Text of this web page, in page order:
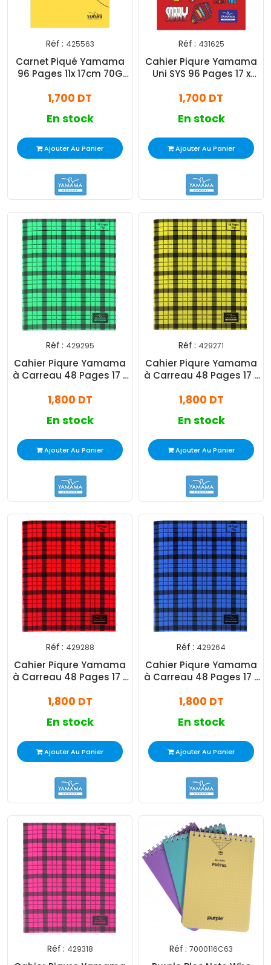
Réf : 425563
Carnet Piqué Yamama
96 Pages 11x 17cm 70G
1,700 DT
En stock
Ajouter Au Panier
Réf : 431625
Cahier Piqure Yamama
Uni SYS 96 Pages 17 x
1,700 DT
En stock
Ajouter Au Panier
Réf : 429295
Cahier Piqure Yamama
à Carreau 48 Pages 17 x
1,800 DT
En stock
Ajouter Au Panier
Réf : 429271
Cahier Piqure Yamama
à Carreau 48 Pages 17 x
1,800 DT
En stock
Ajouter Au Panier
Réf : 429288
Cahier Piqure Yamama
à Carreau 48 Pages 17 x
1,800 DT
En stock
Ajouter Au Panier
Réf : 429264
Cahier Piqure Yamama
à Carreau 48 Pages 17 x
1,800 DT
En stock
Ajouter Au Panier
Réf : 429318 Réf : 7000116C63